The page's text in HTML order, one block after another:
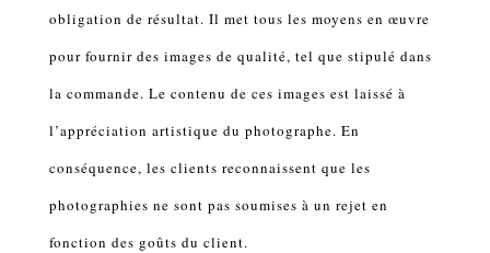
obligation de résultat. Il met tous les moyens en œuvre
pour fournir des images de qualité, tel que stipulé dans
la commande. Le contenu de ces images est laissé à
l’appréciation artistique du photographe. En
conséquence, les clients reconnaissent que les
photographies ne sont pas soumises à un rejet en
fonction des goûts du client.